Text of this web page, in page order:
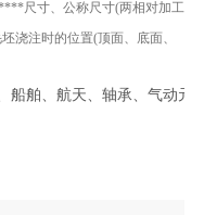
尺寸、公称尺寸(两相对加工
浇注时的位置(顶面、底面、
船舶、航天、轴承、气动